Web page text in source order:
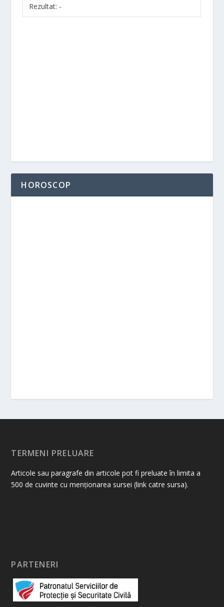
Rezultat: -
HOROSCOP
TERMENI PRELUARE
Articole sau paragrafe din articole pot fi preluate în limita a
500 de cuvinte cu menționarea sursei (link catre sursa).
PARTENERI